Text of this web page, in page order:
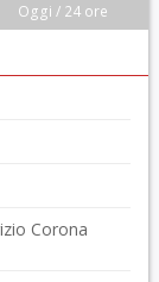
Oggi / 24 ore
Corona